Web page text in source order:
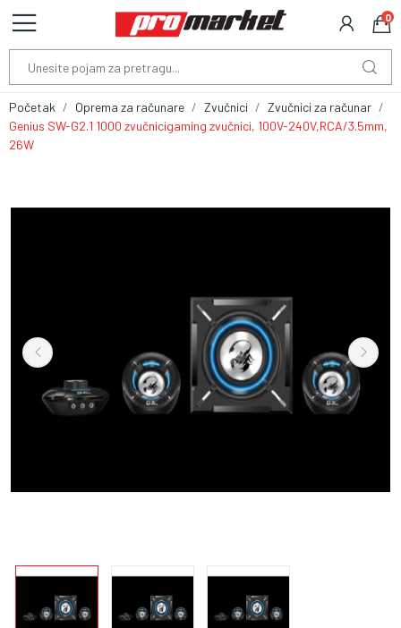
0
Početak Oprema za računare Zvučnici
Zvučnici za računar
Genius SW-G2.1 1000 zvučnicigaming zvučnici, 100V-240V,RCA/3.5mm,
26W